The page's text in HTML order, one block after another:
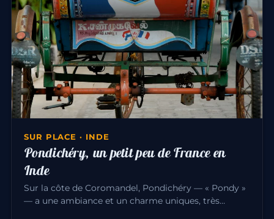
SUR PLACE · INDE
Pondichéry, un petit peu de France en
Inde
Sur la côte de Coromandel, Pondichéry — « Pondy »
— a une ambiance et un charme uniques, très